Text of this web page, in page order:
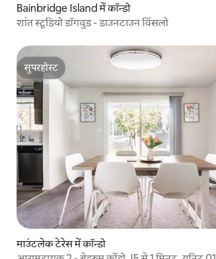
Bainbridge Island में कॉन्डो
शांत स्टूडियो डॉगवुड - डाउनटाउन विंसलो
सुपरहोस्ट
सुपरहोस्ट
माउंटलेक टेरेस में कॉन्डो